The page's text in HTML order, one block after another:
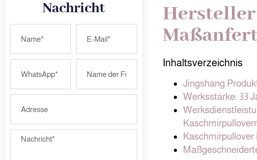
Nachricht
Inhaltsverzeichnis
Jingshang
Werksstärke: 33